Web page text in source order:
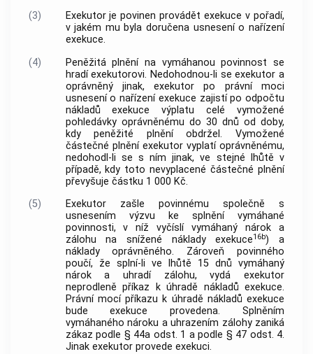
(3)
Exekutor je povinen provádět exekuce v pořadí,
v jakém mu byla doručena usnesení o nařízení
exekuce.
(4)
Peněžitá plnění na vymáhanou povinnost se
hradí exekutorovi. Nedohodnou-li se exekutor a
oprávněný jinak, exekutor po právní moci
usnesení o nařízení exekuce zajistí po odpočtu
nákladů exekuce výplatu celé vymožené
pohledávky oprávněnému do 30 dnů od doby,
kdy peněžité plnění obdržel. Vymožené
částečné plnění exekutor vyplatí oprávněnému,
nedohodl-li se s ním jinak, ve stejné lhůtě v
případě, kdy toto nevyplacené částečné plnění
převyšuje částku 1 000 Kč.
(5)
Exekutor zašle povinnému společně s
usnesením výzvu ke splnění vymáhané
povinnosti, v níž vyčíslí vymáhaný nárok a
zálohu na snížené náklady exekuce16b) a
náklady oprávněného. Zároveň povinného
poučí, že splní-li ve lhůtě 15 dnů vymáhaný
nárok a uhradí zálohu, vydá exekutor
neprodleně příkaz k úhradě nákladů exekuce.
Právní mocí příkazu k úhradě nákladů exekuce
bude exekuce provedena. Splněním
vymáhaného nároku a uhrazením zálohy zaniká
zákaz podle § 44a odst. 1 a podle § 47 odst. 4.
Jinak exekutor provede exekuci.